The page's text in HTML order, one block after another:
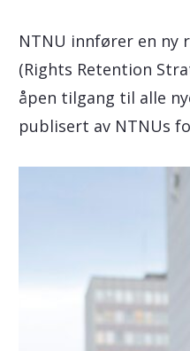
NTNU innfører en
(Rights Retention
åpen tilgang til alle
publisert av NTNUs